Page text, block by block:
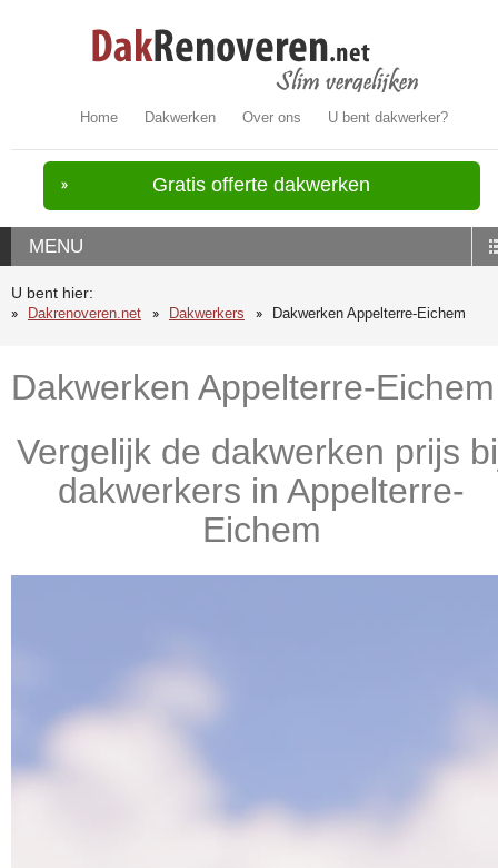
Home Dakwerken Over ons U bent dakwerker?
Gratis offerte dakwerken
MENU
U bent hier:
Dakrenoveren.net
Dakwerkers Dakwerken Appelterre-Eichem
Dakwerken Appelterre-Eichem
Vergelijk de dakwerken prijs
dakwerkers in Appelterre-
Eichem